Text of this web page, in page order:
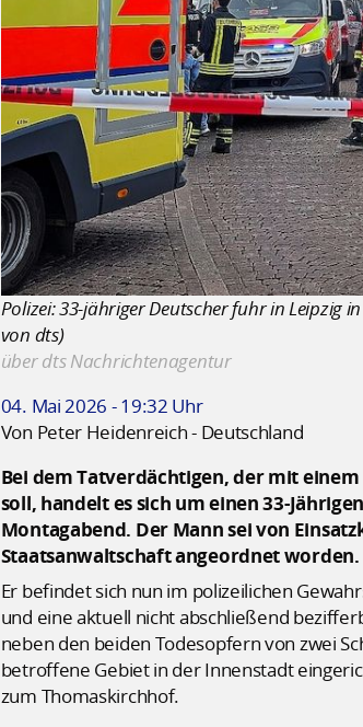
Polizei: 33-jähriger Deutscher fuhr in Leipzig
von dts)
über dts Nachrichtenagentur
04. Mai 2026 - 19:32 Uhr
Von Peter Heidenreich - Deutschland
Bei dem Tatverdächtigen, der mit
soll, handelt es sich um einen 33-
Montagabend. Der Mann sei von
Staatsanwaltschaft angeordnet worden.
Er befindet sich nun im polizeilichen
und eine aktuell nicht abschließend
neben den beiden Todesopfern von zwei
betroffene Gebiet in der Innenstadt
zum Thomaskirchhof.